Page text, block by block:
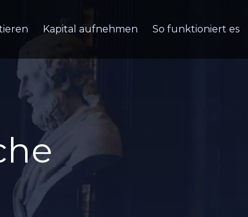
Kapital aufnehmen So funktioniert es